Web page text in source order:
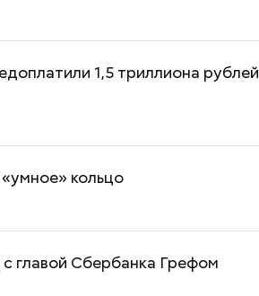
1,5 триллиона рублей
кольцо
главой Сбербанка Грефом